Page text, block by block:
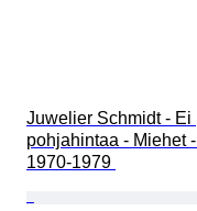
Juwelier Schmidt - Ei
pohjahintaa - Miehet -
1970-1979